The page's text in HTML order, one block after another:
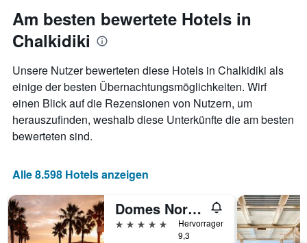
Am besten bewertete Hotels in
Chalkidiki
Unsere Nutzer bewerteten diese Hotels in Chalkidiki als
einige der besten Übernachtungsmöglichkeiten. Wirf
einen Blick auf die Rezensionen von Nutzern, um
herauszufinden, weshalb diese Unterkünfte die am besten
bewerteten sind.
Alle 8.598 Hotels anzeigen
Domes Noruz Kassandra, Halkidiki - Adults Only
5 Sterne
Hervorragend
9,3